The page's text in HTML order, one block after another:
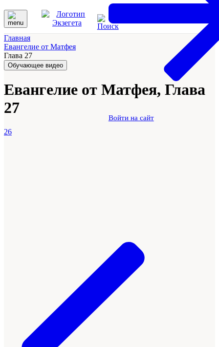
Войти на сайт
Главная
Евангелие от Матфея
Глава 27
Обучающее видео
Евангелие от Матфея, Глава
27
26